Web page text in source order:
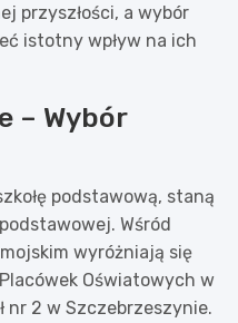
przyszłości, a wybór
istotny wpływ na ich
– Wybór
podstawową, staną
Wśród
wyróżniają się
Oświatowych w
nr 2 w Szczebrzeszynie.